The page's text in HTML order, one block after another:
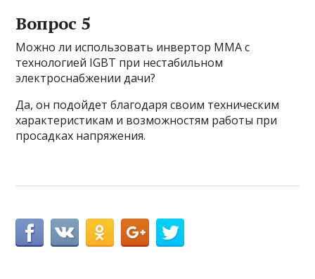
Вопрос 5
Можно ли использовать инвертор ММА с
технологией IGBT при нестабильном
электроснабжении дачи?
Да, он подойдет благодаря своим техническим
характеристикам и возможностям работы при
просадках напряжения.